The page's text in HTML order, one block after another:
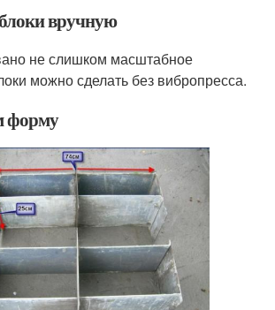
вручную
не слишком масштабное
можно сделать без вибропресса.
форму